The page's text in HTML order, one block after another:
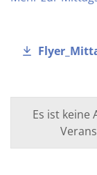
Es ist keine